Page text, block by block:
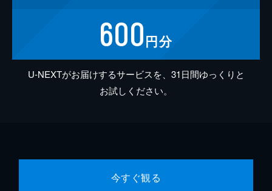
600円分
U-NEXTがお届けするサービスを、31日間ゆっくりと
お試しください。
今すぐ観る